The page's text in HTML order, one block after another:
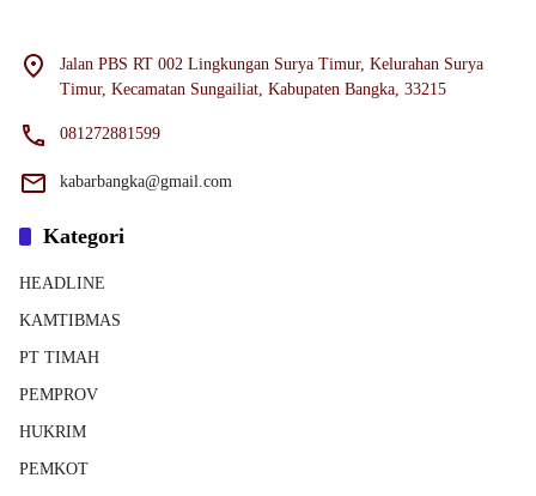
Jalan PBS RT 002 Lingkungan Surya Timur, Kelurahan Surya
Timur, Kecamatan Sungailiat, Kabupaten Bangka, 33215
081272881599
kabarbangka@gmail.com
Kategori
HEADLINE
KAMTIBMAS
PT TIMAH
PEMPROV
HUKRIM
PEMKOT